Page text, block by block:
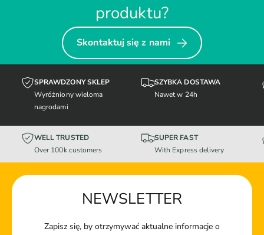
produktu?
Skontaktuj się z nami
SPRAWDZONY SKLEP
Wyróżniony wieloma
nagrodami
SZYBKA DOSTAWA
Nawet w 24h
WELL TRUSTED
Over 100k customers
SUPER FAST
With Express delivery
NEWSLETTER
Zapisz się, by otrzymywać aktualne informacje o